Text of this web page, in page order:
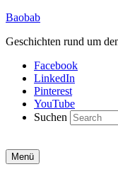
Baobab
Geschichten rund um
Facebook
LinkedIn
Pinterest
YouTube
Suchen
Menü